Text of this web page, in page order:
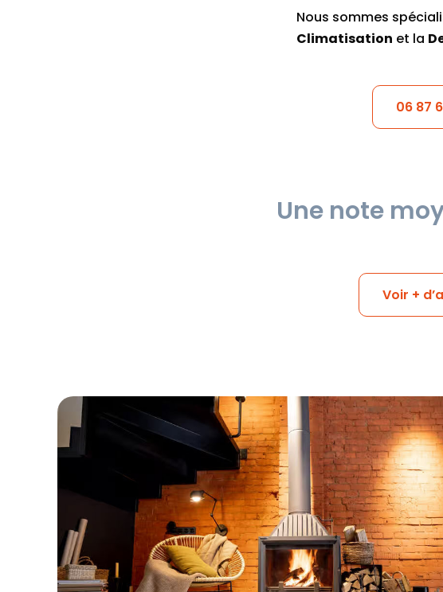
Nous sommes
Climatisation et la
06 87
Une note
Voir +